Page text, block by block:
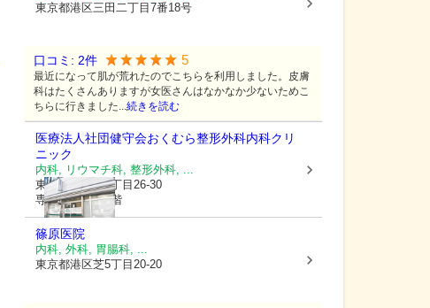
東京都港区三田二丁目7番18号
口コミ: 2件 5
最近になって肌が荒れたのでこちらを利用しました。皮膚
科はたくさんありますが女医さんはなかなか少ないためこ
ちらに行きました...続きを読む
医療法人社団健守会おくむら整形外科内科クリ
ニック
内科, リウマチ科, 整形外科, ...
東京都港区芝5丁目26-30
専売会館ビル1階
篠原医院
内科, 外科, 胃腸科, ...
東京都港区芝5丁目20-20